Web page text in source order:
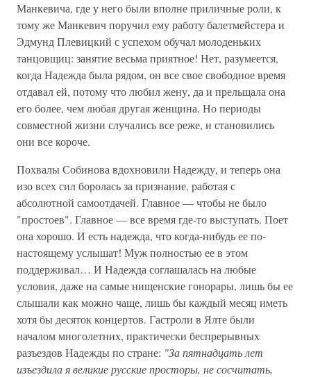
Манкевича, где у него были вполне приличные роли, к
тому же Манкевич поручил ему работу балетмейстера и
Эдмунд Плевицкий с успехом обучал молоденьких
танцовщиц: занятие весьма приятное! Нет, разумеется,
когда Надежда была рядом, он все свое свободное время
отдавал ей, потому что любил жену, да и прельщала она
его более, чем любая другая женщина. Но периоды
совместной жизни случались все реже, и становились
они все короче.
Похвалы Собинова вдохновили Надежду, и теперь она
изо всех сил боролась за признание, работая с
абсолютной самоотдачей. Главное — чтобы не было
"простоев". Главное — все время где-то выступать. Поет
она хорошо. И есть надежда, что когда-нибудь ее по-
настоящему услышат! Муж полностью ее в этом
поддерживал… И Надежда соглашалась на любые
условия, даже на самые нищенские гонорары, лишь бы ее
слышали как можно чаще, лишь бы каждый месяц иметь
хотя бы десяток концертов. Гастроли в Ялте были
началом многолетних, практически беспрерывных
разъездов Надежды по стране: "За пятнадцать лет
изъездила я великие русские просторы, не сосчитать,